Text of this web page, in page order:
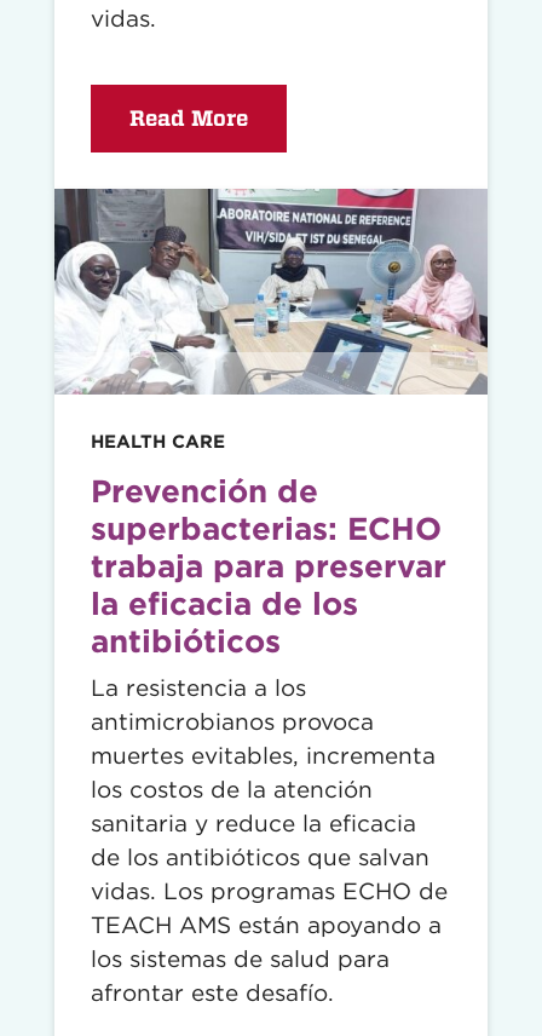
vidas.
Read More
Read
story
HEALTH CARE
Prevención de
superbacterias: ECHO
trabaja para preservar
la eficacia de los
antibióticos
La resistencia a los
antimicrobianos provoca
muertes evitables, incrementa
los costos de la atención
sanitaria y reduce la eficacia
de los antibióticos que salvan
vidas. Los programas ECHO de
TEACH AMS están apoyando a
los sistemas de salud para
afrontar este desafío.